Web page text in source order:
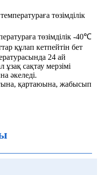
төзімділік
төзімділік -40℃
құлап кетпейтін бет
24 ай
ұзақ сақтау мерзімі
әкеледі.
қартаюына, жабысып